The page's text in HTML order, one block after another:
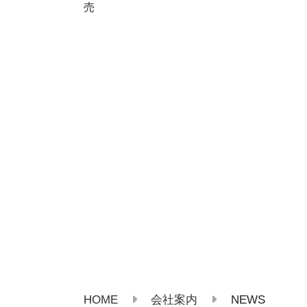
売
HOME 会社案内 NEWS